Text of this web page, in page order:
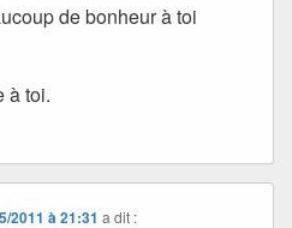
de bonheur à toi
à toi.
2011 à 21:31 a dit :